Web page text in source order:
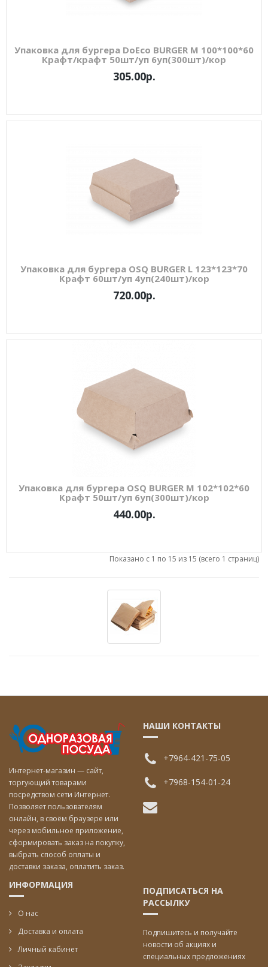
Упаковка для бургера DoEco BURGER M 100*100*60
Крафт/крафт 50шт/уп 6уп(300шт)/кор
305.00р.
Упаковка для бургера OSQ BURGER L 123*123*70
Крафт 60шт/уп 4уп(240шт)/кор
720.00р.
Упаковка для бургера OSQ BURGER M 102*102*60
Крафт 50шт/уп 6уп(300шт)/кор
440.00р.
Показано с 1 по 15 из 15 (всего 1 страниц)
Интернет-магазин — сайт,
торгующий товарами
посредством сети Интернет.
Позволяет пользователям
онлайн, в своём браузере или
через мобильное приложение,
сформировать заказ на покупку,
выбрать способ оплаты и
доставки заказа, оплатить заказ.
НАШИ КОНТАКТЫ
+7964-421-75-05
+7968-154-01-24
ИНФОРМАЦИЯ
О нас
Доставка и оплата
Личный кабинет
ПОДПИСАТЬСЯ НА
РАССЫЛКУ
Подпишитесь и получайте
новости об акциях и
специальных предложениях